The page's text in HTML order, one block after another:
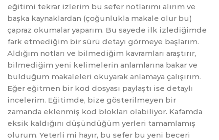
eğitimi tekrar izlerim bu sefer notlarımı alırım ve
başka kaynaklardan (çoğunlukla makale olur bu)
çapraz okumalar yaparım. Bu sayede ilk izlediğimde
fark etmediğim bir sürü detayı görmeye başlarım.
Aldığım notları ve bilmediğim kavramları araştırır,
bilmediğim yeni kelimelerin anlamlarına bakar ve
bulduğum makaleleri okuyarak anlamaya çalışırım.
Eğer eğitmen bir kod dosyası paylaştı ise detaylı
incelerim. Eğitimde, bize gösterilmeyen bir
zamanda eklenmiş kod blokları olabiliyor. Kafamda
eksik kaldığını düşündüğüm yerleri tamamlamış
olurum. Yeterli mi hayır, bu sefer bu yeni beceri